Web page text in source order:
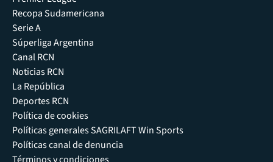
Recopa Sudamericana
Serie A
Súperliga Argentina
Canal RCN
Noticias RCN
La República
Deportes RCN
Política de cookies
Políticas generales SAGRILAFT Win Sports
Políticas canal de denuncia
Términos y condiciones